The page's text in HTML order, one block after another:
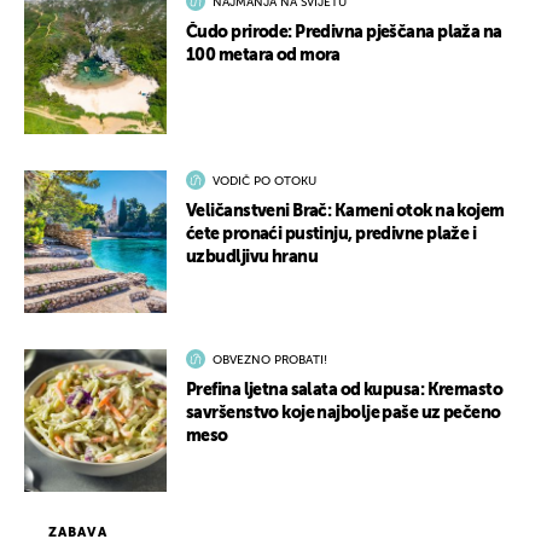
ZABAVA
Čudo prirode: Predivna pješčana plaža na
100 metara od mora
VODIČ PO OTOKU
Veličanstveni Brač: Kameni otok na kojem
ćete pronaći pustinju, predivne plaže i
uzbudljivu hranu
OBVEZNO PROBATI!
Prefina ljetna salata od kupusa: Kremasto
savršenstvo koje najbolje paše uz pečeno
meso